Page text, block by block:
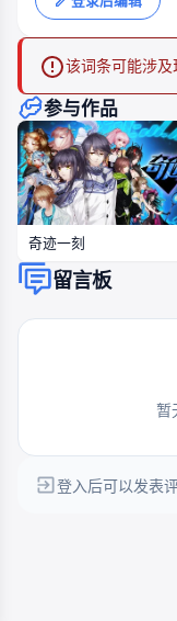
该词条可能涉及
参与作品
奇迹一刻
留言板
暂
登入后可以发表